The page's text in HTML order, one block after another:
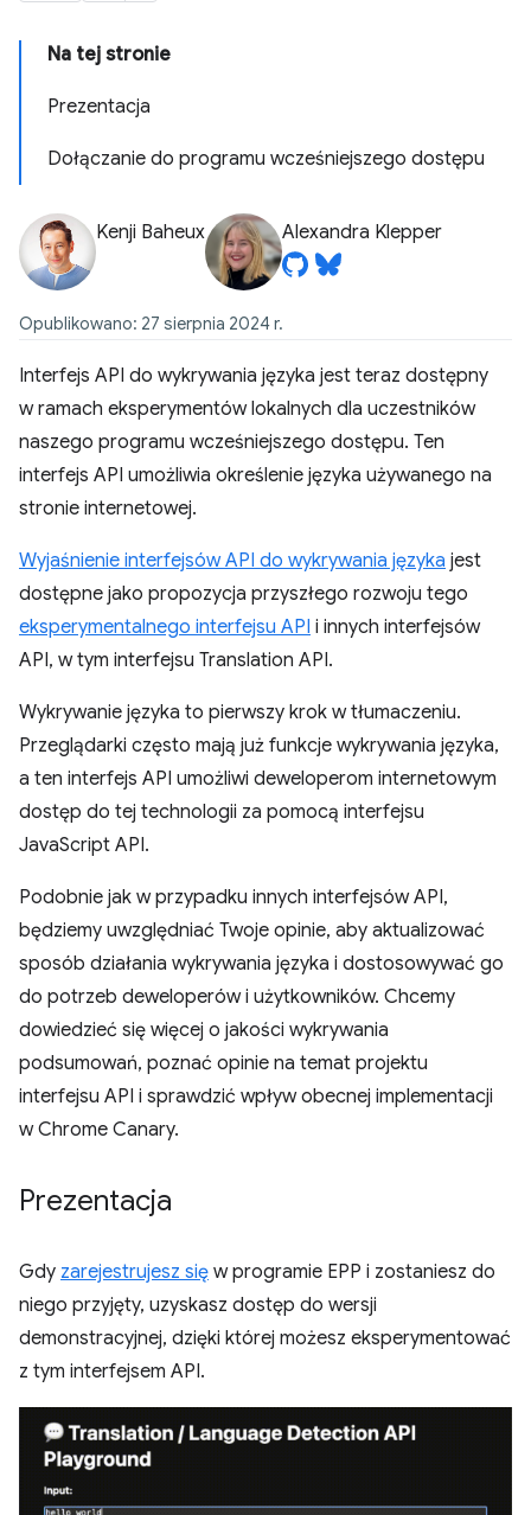
Na tej stronie
Prezentacja
Dołączanie do programu wcześniejszego dostępu
Kenji Baheux Alexandra Klepper
Opublikowano: 27 sierpnia 2024 r.
Interfejs API do wykrywania języka jest teraz dostępny
w ramach eksperymentów lokalnych dla uczestników
naszego programu wcześniejszego dostępu. Ten
interfejs API umożliwia określenie języka używanego na
stronie internetowej.
Wyjaśnienie interfejsów API do wykrywania języka jest
dostępne jako propozycja przyszłego rozwoju tego
eksperymentalnego interfejsu API i innych interfejsów
API, w tym interfejsu Translation API.
Wykrywanie języka to pierwszy krok w tłumaczeniu.
Przeglądarki często mają już funkcje wykrywania języka,
a ten interfejs API umożliwi deweloperom internetowym
dostęp do tej technologii za pomocą interfejsu
JavaScript API.
Podobnie jak w przypadku innych interfejsów API,
będziemy uwzględniać Twoje opinie, aby aktualizować
sposób działania wykrywania języka i dostosowywać go
do potrzeb deweloperów i użytkowników. Chcemy
dowiedzieć się więcej o jakości wykrywania
podsumowań, poznać opinie na temat projektu
interfejsu API i sprawdzić wpływ obecnej implementacji
w Chrome Canary.
Prezentacja
Gdy zarejestrujesz się w programie EPP i zostaniesz do
niego przyjęty, uzyskasz dostęp do wersji
demonstracyjnej, dzięki której możesz eksperymentować
z tym interfejsem API.